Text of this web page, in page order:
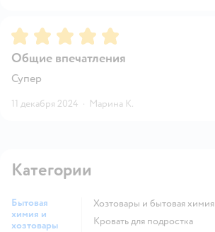
Рейтинг:5
Общие впечатления
Супер
11 декабря 2024 · Марина К.
Категории
Бытовая
химия и
хозтовары
Хозтовары и бытовая химия
Кровать для подростка